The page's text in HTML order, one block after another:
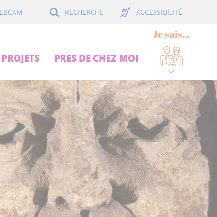
RECHERCHE ACCESSIBILITÉ
PRES DE CHEZ MOI
Je suis...